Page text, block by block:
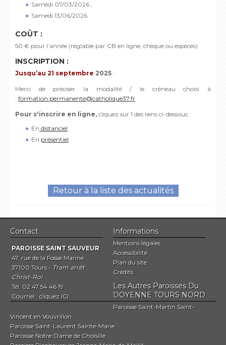
Samedi 07/03/2026 ;
Samedi 13/06/2026.
COÛT :
50 € pour l’année (réglable par CB en ligne, chèque ou espèces)
INSCRIPTION :
Jusqu’au 21 septembre 2025 :
Merci de préciser la modalité / le créneau choisi à
: formation.permanente@catholique37.fr
Pour s'inscrire en ligne, cliquez sur 1 des liens ci-dessous :
En distanciel
En présentiel
Retour à la liste des actualités
Contact
PAROISSE SAINT SAUVEUR
47, rue de la Fosse Marine
37100 Tours - Tram arrêt
Christ-Roi
Tél. 02 47 54 46 19
Courriel : cliquez ICI
Informations
Mentions légales
Accessibilité
Plan du site
Crédits
Les Autres Paroisses Du
DOYENNE TOURS NORD
Paroisse Saint-Martin Saint-
Vincent en Vouvrillon
Paroisse Saint-Laurent Sainte-Marie
Paroisse Notre-Dame de Choisille